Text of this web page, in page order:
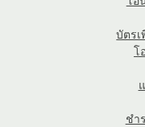
บัตรเ
โ
ชำ